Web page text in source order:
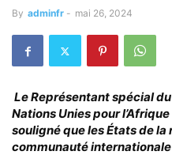
By adminfr - mai 26, 2024
Le Représentant spécial
Nations Unies pour
souligné que les États de la
communauté